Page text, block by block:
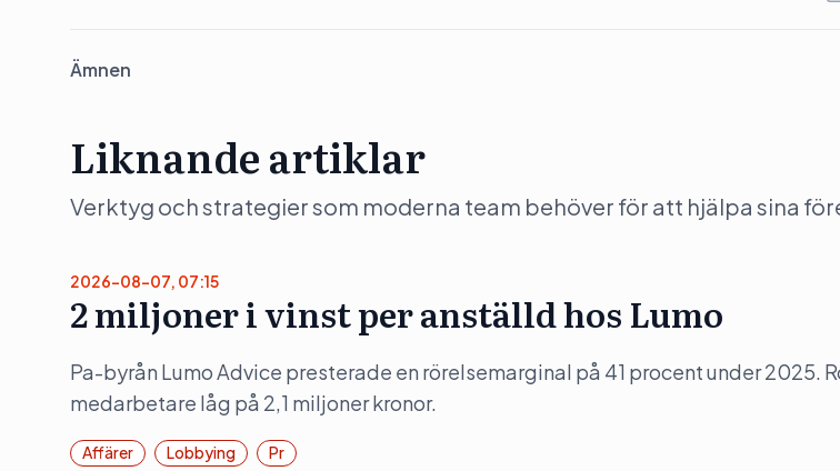
Ämnen
Liknande artiklar
Verktyg och strategier som moderna team behöver för att hjälpa sina
2026-08-07, 07:15
2 miljoner i vinst per anställd hos Lumo
Pa-byrån Lumo Advice presterade en rörelsemarginal på 41 procent under 2025.
medarbetare låg på 2,1 miljoner kronor.
Affärer Lobbying Pr